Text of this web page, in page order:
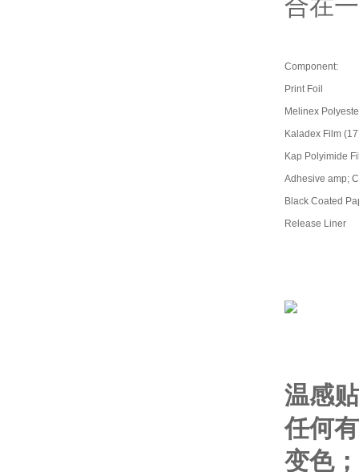
合在
Component:
Print Foil
Melinex
Kaladex Film
Kap Polyimide
Adhesive amp;
Black Coated
Release Liner
温感
任何
变色